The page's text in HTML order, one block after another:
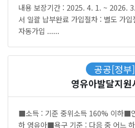
내용 보장기간 : 2025. 4. 1. ~ 2026.
서 일괄 납부완료 가입절차 : 별도 가
자동가입 ......
공공[정부]
영유아발달지원
■소득 : 기준 중위소득 160% 이하■
하 영유아■욕구 기준 : 다음 중 어느